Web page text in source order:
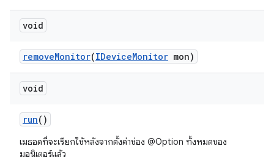
void
removeMonitor(IDeviceMonitor mon)
void
run()
เมธอดที่จะเรียกใช้หลังจากตั้งค่าช่อง @Option ทั้งหมดของ
มอนิเตอร์แล้ว